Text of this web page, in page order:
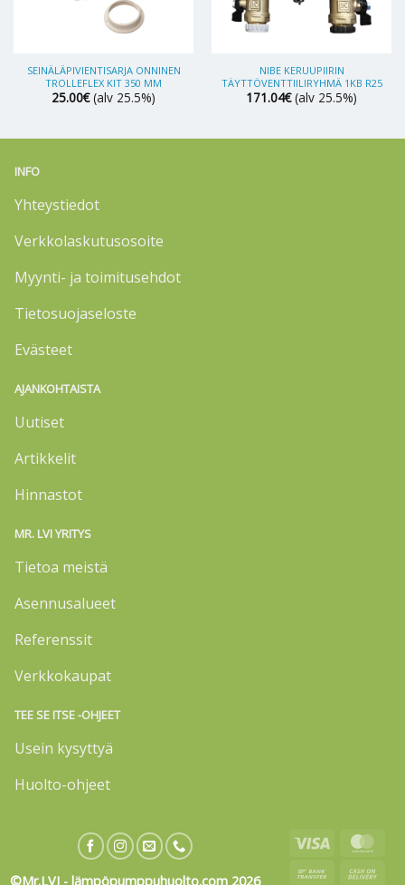
SEINÄLÄPIVIENTISARJA ONNINEN
TROLLEFLEX KIT 350 MM
25.00€ (alv 25.5%)
NIBE KERUUPIIRIN
TÄYTTÖVENTTIILIRYHMÄ 1KB R25
171.04€ (alv 25.5%)
INFO
Yhteystiedot
Verkkolaskutusosoite
Myynti- ja toimitusehdot
Tietosuojaseloste
Evästeet
AJANKOHTAISTA
Uutiset
Artikkelit
Hinnastot
MR. LVI YRITYS
Tietoa meistä
Asennusalueet
Referenssit
Verkkokaupat
TEE SE ITSE -OHJEET
Usein kysyttyä
Huolto-ohjeet
©Mr.LVI - lämpöpumppuhuolto.com 2026
Visa
Bank